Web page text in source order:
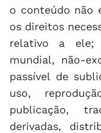
o conteúdo não
os direitos
relativo a ele;
mundial, não-
passível de
uso,
publicação,
derivadas,